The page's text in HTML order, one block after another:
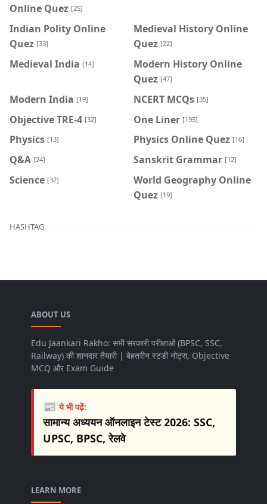
Online Quez [25]
Indian Polity Online
Quez [33]
Medieval History Online
Quez [22]
Medieval India [14]
Modern History Online
Quez [47]
Modern India [19] NCERT MCQs [35]
Objective TRE-4 [32] One Liner [195]
Physics [13] Physics Online Quez [16]
Q&A [24] Sanskrit Grammar [12]
Science [32]
World Geography Online
Quez [19]
HASHTAG
ABOUT US
Edu Jaankari Rakho: सभी सरकारी परीक्षाओं (BPSC, SSC,
Railway) की शानदार तैयारी | बेहतरीन स्टडी नोट्स, Objective
MCQ और Exam Guide
📰ये भी पढ़ें:
सामान्य अध्ययन ऑनलाइन टेस्ट 2026: SSC,
UPSC, BPSC, रेलवे
LEARN MORE